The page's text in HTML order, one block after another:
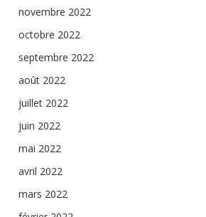
novembre 2022
octobre 2022
septembre 2022
août 2022
juillet 2022
juin 2022
mai 2022
avril 2022
mars 2022